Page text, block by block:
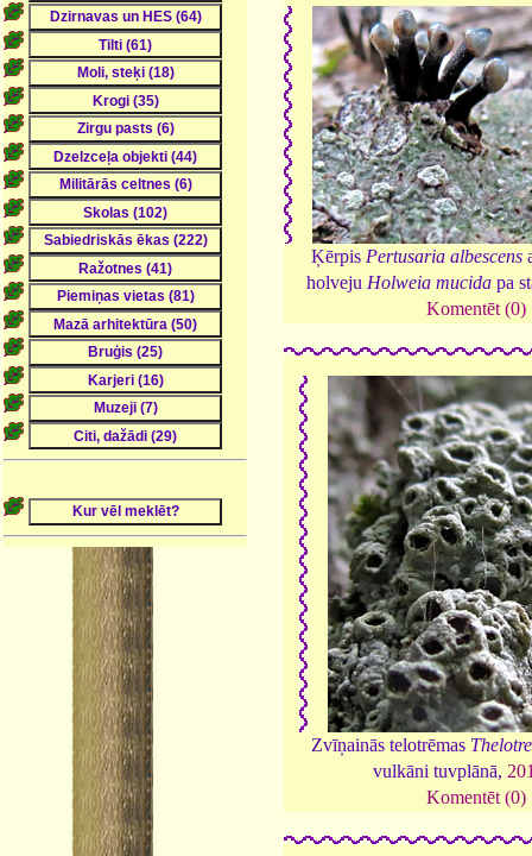
Ķērpis Pertusaria albescens
holveju Holweia mucida pa
Komentēt (0)
Zvīņainās telotrēmas
vulkāni tuvplānā,
Komentēt (0)